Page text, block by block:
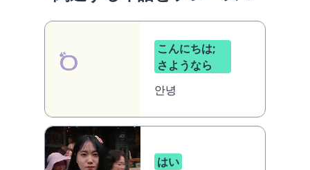
こんにちは;
さようなら
안녕
はい